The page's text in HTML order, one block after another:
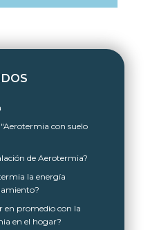
con suelo
de Aerotermia?
la energía
en promedio con la
en el hogar?